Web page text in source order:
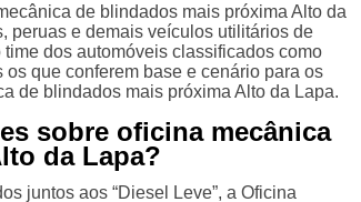
de blindados mais próxima Alto da
peruas e demais veículos utilitários de
dos automóveis classificados como
os que conferem base e cenário para os
de blindados mais próxima Alto da Lapa.
sobre oficina mecânica
da Lapa?
juntos aos “Diesel Leve”, a Oficina